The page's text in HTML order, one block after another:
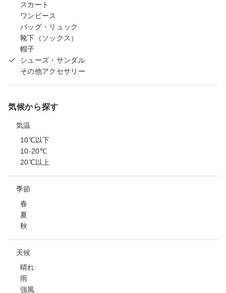
スカート
ワンピース
バッグ・リュック
靴下（ソックス）
帽子
シューズ・サンダル
その他アクセサリー
気候から探す
気温
10℃以下
10-20℃
20℃以上
季節
春
夏
秋
天候
晴れ
雨
強風